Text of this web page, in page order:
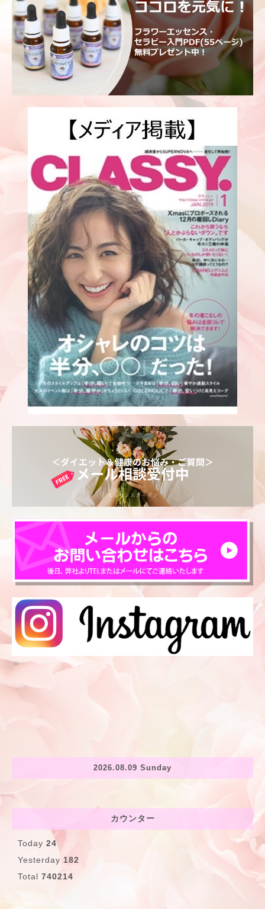
2026.08.09 Sunday
カウンター
Today 24
Yesterday 182
Total 740214